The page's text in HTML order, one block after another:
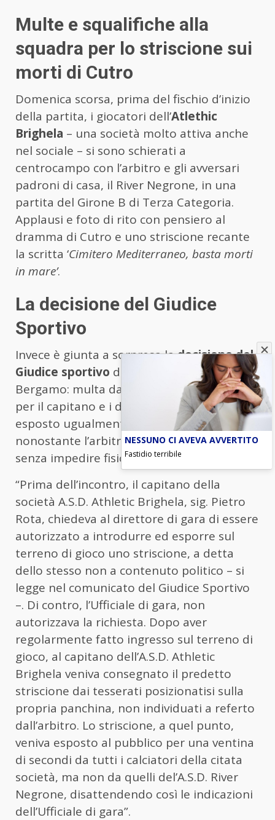
Multe e squalifiche alla
squadra per lo striscione sui
morti di Cutro
Domenica scorsa, prima del fischio d’inizio
della partita, i giocatori dell’Atlethic
Brighela – una società molto attiva anche
nel sociale – si sono schierati a
centrocampo con l’arbitro e gli avversari
padroni di casa, il River Negrone, in una
partita del Girone B di Terza Categoria.
Applausi e foto di rito con pensiero al
dramma di Cutro e uno striscione recante
la scritta ‘Cimitero Mediterraneo, basta morti
in mare’.
La decisione del Giudice
Sportivo
Invece è giunta a sorpresa ladecisione del
Giudice sportivo della Delegazione di
Bergamo: multa da 550 euro e squalifica
per il capitano e i dirigenti, rei di aver
esposto ugualmente lo striscione
nonostante l’arbitro avesse detto no, pur
senza impedire fisicamente la cosa.
“Prima dell’incontro, il capitano della
società A.S.D. Athletic Brighela, sig. Pietro
Rota, chiedeva al direttore di gara di essere
autorizzato a introdurre ed esporre sul
terreno di gioco uno striscione, a detta
dello stesso non a contenuto politico – si
legge nel comunicato del Giudice Sportivo
–. Di contro, l’Ufficiale di gara, non
autorizzava la richiesta. Dopo aver
regolarmente fatto ingresso sul terreno di
gioco, al capitano dell’A.S.D. Athletic
Brighela veniva consegnato il predetto
striscione dai tesserati posizionatisi sulla
propria panchina, non individuati a referto
dall’arbitro. Lo striscione, a quel punto,
veniva esposto al pubblico per una ventina
di secondi da tutti i calciatori della citata
società, ma non da quelli del’A.S.D. River
Negrone, disattendendo così le indicazioni
dell’Ufficiale di gara”.
NESSUNO CI AVEVA AVVERTITO
Fastidio terribile